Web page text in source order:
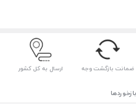
ضمانت بازگشت وجه ارسال به کل کشور
بازخوردها